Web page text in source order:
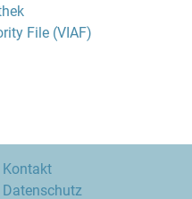
File (VIAF)
Kontakt
Datenschutz